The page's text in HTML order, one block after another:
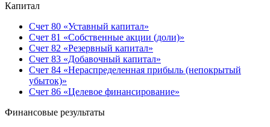
Капитал
Счет 80 «Уставный капитал»
Счет 81 «Собственные акции (доли)»
Счет 82 «Резервный капитал»
Счет 83 «Добавочный капитал»
Счет 84 «Нераспределенная прибыль (непокрытый
убыток)»
Счет 86 «Целевое финансирование»
Финансовые результаты